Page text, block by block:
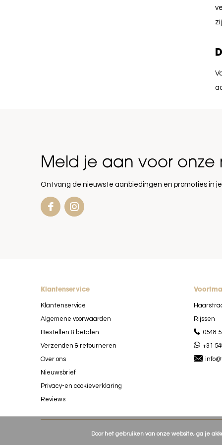
Meld je aan voor onze
Ontvang de nieuwste aanbiedingen en promoties in je
Klantenservice
Klantenservice
Algemene voorwaarden
Bestellen & betalen
Verzenden & retourneren
Over ons
Nieuwsbrief
Privacy-en cookieverklaring
Reviews
Rijssen
0548
+31
Door het gebruiken van onze website, ga je